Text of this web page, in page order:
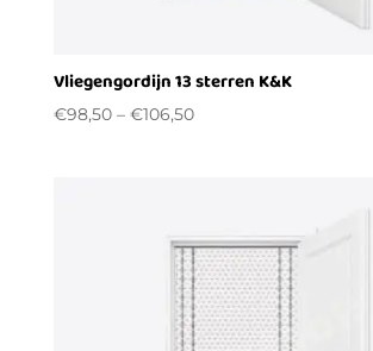
Vliegengordijn 13 sterren K&K
€98,50– €106,50